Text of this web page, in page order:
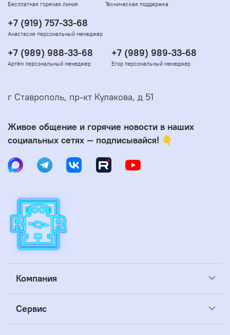
Компания
Сервис
Бесплатная горячая линия Техническая поддержка
+7 (919) 757-33-68
Анастасия персональный менеджер
+7 (989) 988-33-68
Артём персональный менеджер
+7 (989) 989-33-68
Егор персональный менеджер
г Ставрополь, пр-кт Кулакова, д 51
Живое общение и горячие новости в наших
социальных сетях — подписывайся! 👇